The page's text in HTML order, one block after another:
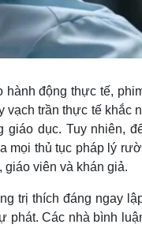
hành động thực tế,
vạch trần thực tế khắc
dục. Tuy nhiên,
mọi thủ tục pháp lý
viên và khán giả.
trị thích đáng ngay
phát. Các nhà bình